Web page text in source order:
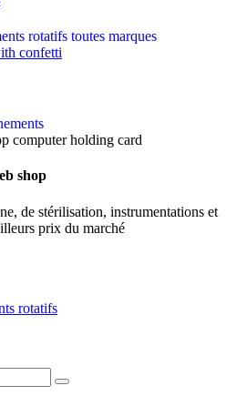
rotatifs toutes marques
shop
de stérilisation, instrumentations et
prix du marché
rotatifs